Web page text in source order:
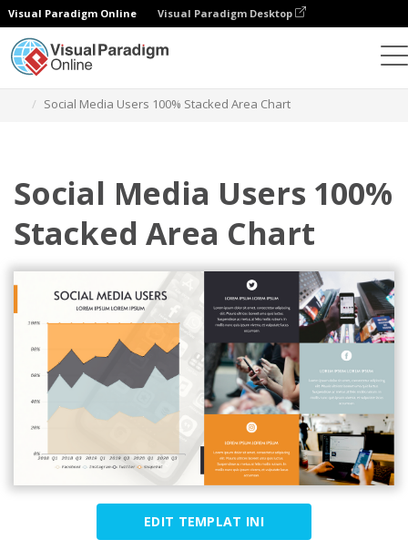
Visual Paradigm Online Visual Paradigm Desktop
Social Media Users 100% Stacked Area Chart
Social Media Users 100%
Stacked Area Chart
EDIT TEMPLAT INI